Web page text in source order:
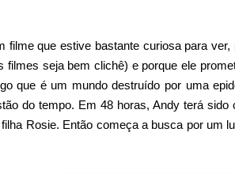
filme que estive bastante curiosa para
filmes seja bem clichê) e porque ele
que é um mundo destruído por uma
do tempo. Em 48 horas, Andy terá
Rosie. Então começa a busca por um